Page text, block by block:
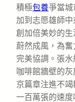
積極包養爭當城
加到志愿雄師
創加倍美妙的生
蔚然成風，為
完美協調。張
咖啡館牆壁的
京篇章注進不
一百萬張的速度